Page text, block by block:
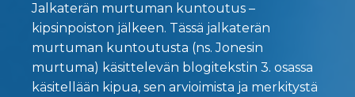
Jalkaterän murtuman kuntoutus –
kipsinpoiston jälkeen. Tässä jalkaterän
murtuman kuntoutusta (ns. Jonesin
murtuma) käsittelevän blogitekstin 3. osassa
käsitellään kipua, sen arvioimista ja merkitystä